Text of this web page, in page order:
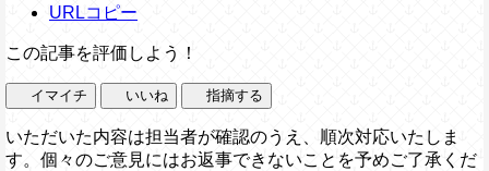
URLコピー
この記事を評価しよう！
イマイチ いいね 指摘する
いただいた内容は担当者が確認のうえ、順次対応いたしま
す。個々のご意見にはお返事できないことを予めご了承くだ